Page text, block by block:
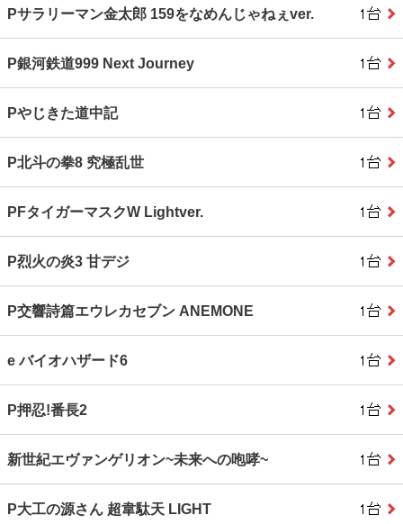
Pサラリーマン金太郎 159をなめんじゃねぇver.
P銀河鉄道999 Next Journey
Pやじきた道中記
P北斗の拳8 究極乱世
PFタイガーマスクW Lightver.
P烈火の炎3 甘デジ
P交響詩篇エウレカセブン ANEMONE
e バイオハザード6
P押忍!番長2
新世紀エヴァンゲリオン~未来への咆哮~
P大工の源さん 超韋駄天 LIGHT